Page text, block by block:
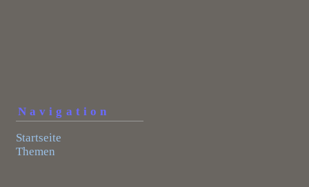
Navigation
Startseite
Themen